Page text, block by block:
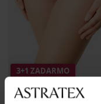
3+1 ZADARMO